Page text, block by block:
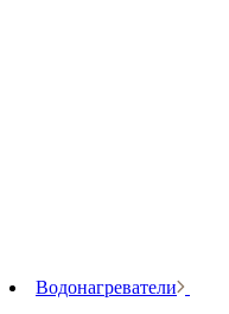
Водонагреватели